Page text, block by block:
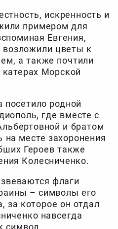
искренность и
примером для
Евгения,
возложили цветы к
а также почтили
Морской
родной
где вместе с
и братом
на месте захоронения
Героев также
Колесниченко.
флаги
– символы его
за которое он отдал
навсегда
символ